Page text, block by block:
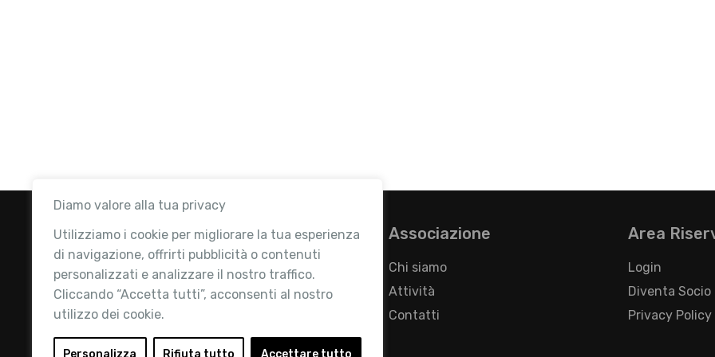
Diamo valore alla tua privacy
Utilizziamo i cookie per migliorare la tua esperienza
di navigazione, offrirti pubblicità o contenuti
personalizzati e analizzare il nostro traffico.
Cliccando “Accetta tutti”, acconsenti al nostro
utilizzo dei cookie.
Personalizza Rifiuta tutto Accettare tutto
Retail Institute Italy è l’Associazione di
Associazione
Chi siamo
Attività
Contatti
Area
Login
Diventa Socio
Privacy Policy